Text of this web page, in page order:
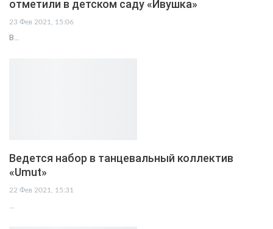
отметили в детском саду «Ивушка»
23 Фев 2021, 15:06
В…
Ведется набор в танцевальный коллектив
«Umut»
22 Фев 2021, 15:31
…